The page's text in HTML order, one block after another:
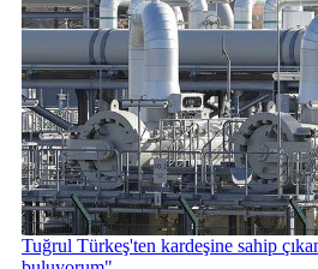
Tuğrul Türkeş'ten kardeşine sahip